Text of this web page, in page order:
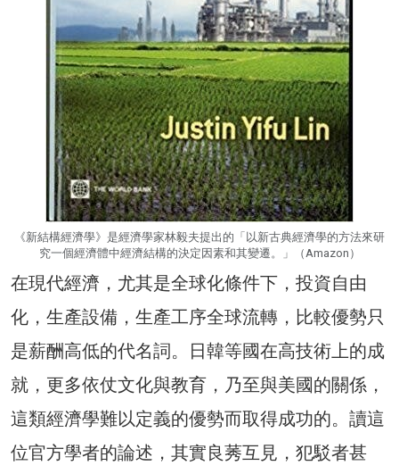
《新結構經濟學》是經濟學家林毅夫提出的「以新古典經濟學的方法來研
究一個經濟體中經濟結構的決定因素和其變遷。」（Amazon）
在現代經濟，尤其是全球化條件下，投資自由
化，生產設備，生產工序全球流轉，比較優勢只
是薪酬高低的代名詞。日韓等國在高技術上的成
就，更多依仗文化與教育，乃至與美國的關係，
這類經濟學難以定義的優勢而取得成功的。讀這
位官方學者的論述，其實良莠互見，犯駁者甚